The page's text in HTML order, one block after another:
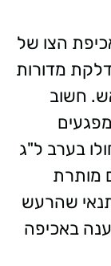
הצו של
מדורות
חשוב
בערב ל"ג
מותרת
שהרעש
באכיפה